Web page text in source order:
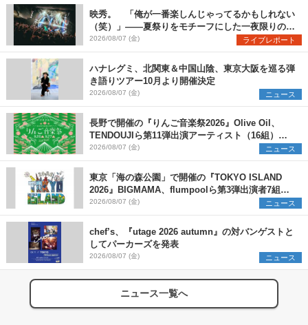
映秀。 「俺が一番楽しんじゃってるかもしれない
（笑）」――夏祭りをモチーフにした一夜限りのス
ペシャルライブ『色祭』レポート
2026/08/07 (金) ライブレポート
ハナレグミ、北関東＆中国山陰、東京大阪を巡る弾
き語りツアー10月より開催決定
2026/08/07 (金) ニュース
長野で開催の『りんご音楽祭2026』Olive Oil、
TENDOUJIら第11弾出演アーティスト（16組）を
発表
2026/08/07 (金) ニュース
東京「海の森公園」で開催の『TOKYO ISLAND
2026』BIGMAMA、flumpoolら第3弾出演者7組を
発表 ワークショップ・アート出展者を募集
2026/08/07 (金) ニュース
chef’s、『utage 2026 autumn』の対バンゲストと
してパーカーズを発表
2026/08/07 (金) ニュース
ニュース一覧へ